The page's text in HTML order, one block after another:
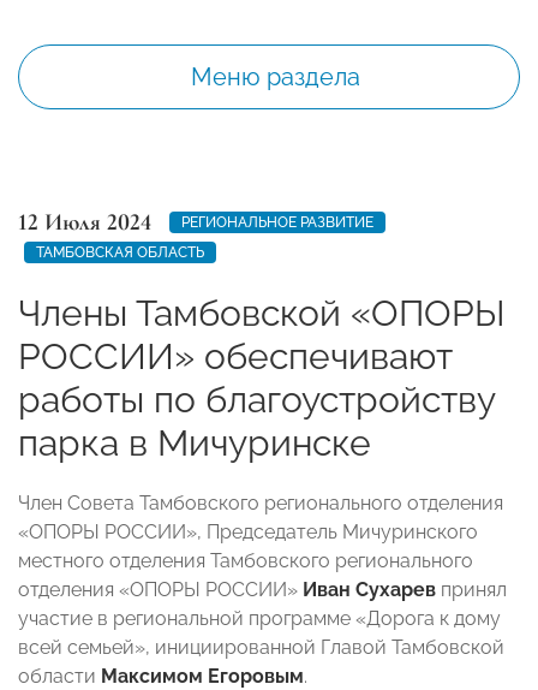
Меню раздела
12 Июля 2024
РЕГИОНАЛЬНОЕ РАЗВИТИЕ
ТАМБОВСКАЯ ОБЛАСТЬ
Члены Тамбовской «ОПОРЫ
РОССИИ» обеспечивают
работы по благоустройству
парка в Мичуринске
Член Совета Тамбовского регионального отделения
«ОПОРЫ РОССИИ», Председатель Мичуринского
местного отделения Тамбовского регионального
отделения «ОПОРЫ РОССИИ» Иван Сухарев принял
участие в региональной программе «Дорога к дому
всей семьей», инициированной Главой Тамбовской
области Максимом Егоровым.